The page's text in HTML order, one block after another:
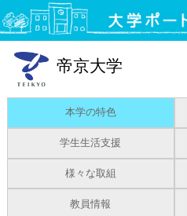
帝京大学
本学の特色
学生生活支援
様々な取組
教員情報